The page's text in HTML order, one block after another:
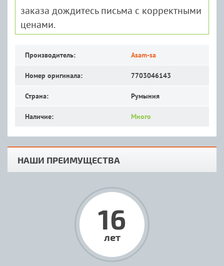
заказа дождитесь письма с корректными
ценами.
Производитель: Asam-sa
Номер оригинала: 7703046143
Страна: Румыния
Наличие: Много
НАШИ ПРЕИМУЩЕСТВА
16
лет